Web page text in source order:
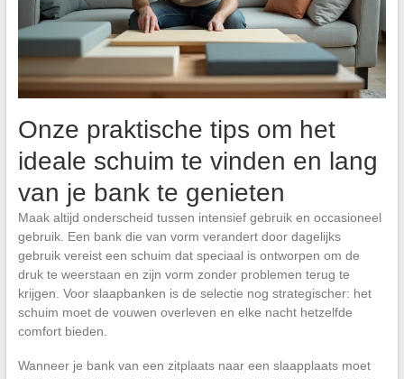
Onze praktische tips om het
ideale schuim te vinden en lang
van je bank te genieten
Maak altijd onderscheid tussen intensief gebruik en occasioneel
gebruik. Een bank die van vorm verandert door dagelijks
gebruik vereist een schuim dat speciaal is ontworpen om de
druk te weerstaan en zijn vorm zonder problemen terug te
krijgen. Voor slaapbanken is de selectie nog strategischer: het
schuim moet de vouwen overleven en elke nacht hetzelfde
comfort bieden.
Wanneer je bank van een zitplaats naar een slaapplaats moet